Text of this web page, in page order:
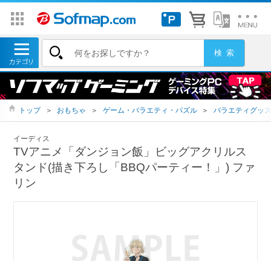
トップ ＞ おもちゃ ＞ ゲーム・バラエティ・パズル ＞ バラエティグッズ
イーディス
TVアニメ「ダンジョン飯」ビッグアクリルス
タンド(描き下ろし「BBQパーティー！」) ファ
リン